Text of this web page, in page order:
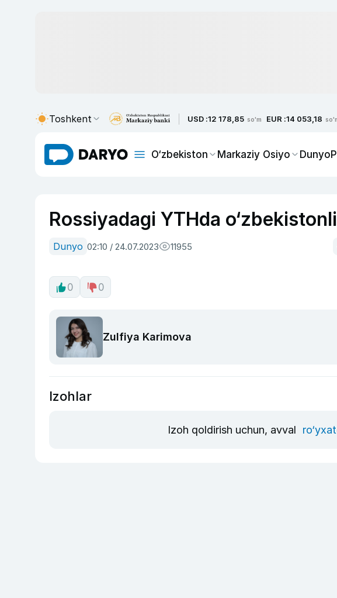
Toshkent USD :12 178,85 so'm EUR :14 053,18
O‘zbekiston Markaziy Osiyo Dunyo
Rossiyadagi YTHda
Dunyo 02:10 / 24.07.2023 11955
0 0
Zulfiya Karimova
Izohlar
Izoh qoldirish uchun, avval